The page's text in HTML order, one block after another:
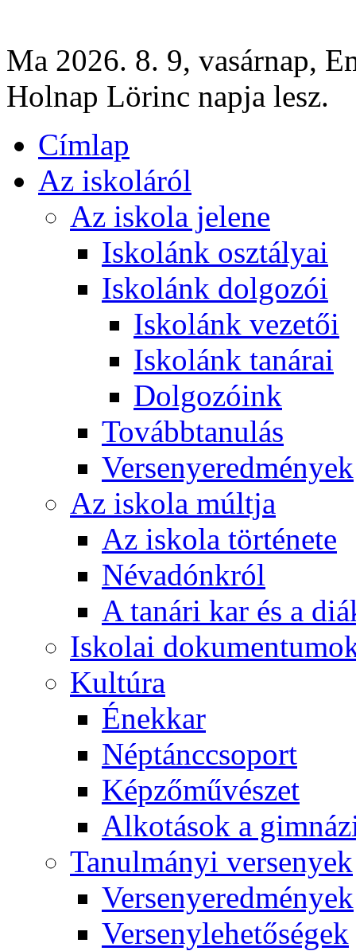
Ma 2026. 8. 9, vasárnap,
Holnap Lörinc napja lesz.
Címlap
Az iskoláról
Az iskola jelene
Iskolánk osztályai
Iskolánk dolgozói
Iskolánk vezetői
Iskolánk tanárai
Dolgozóink
Továbbtanulás
Versenyeredmények
Az iskola múltja
Az iskola története
Névadónkról
A tanári kar és a
Iskolai
Kultúra
Énekkar
Néptánccsoport
Képzőművészet
Alkotások a
Tanulmányi versenyek
Versenyeredmények
Versenylehetőségek